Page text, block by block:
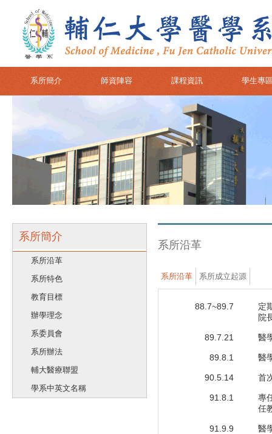
系所簡介 師資陣容 課程資訊 學生專
系所簡介
系所沿革
系所特色
教育目標
辦學理念
系委員會
系所辦法
輔大醫療聯盟
學系中英文名稱
系所沿革
系所沿革 系所成立起源
88.7~89.7
定
院
89.7.21 醫
89.8.1 醫
90.5.14 首
91.8.1
專
任
91.9.9 醫